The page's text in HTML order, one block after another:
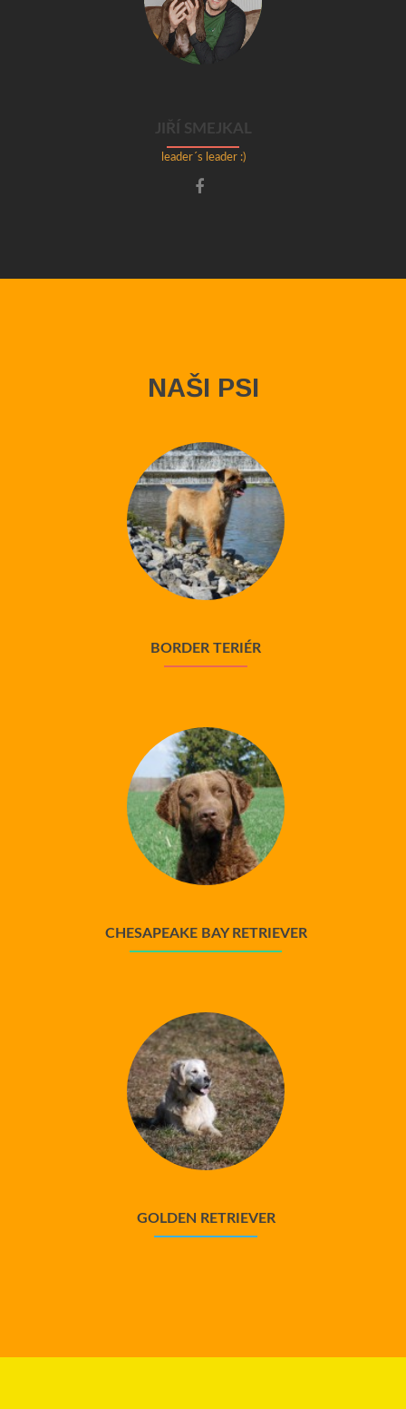
JIŘÍ SMEJKAL
leader´s leader :)
NAŠI PSI
BORDER TERIÉR
CHESAPEAKE BAY RETRIEVER
GOLDEN RETRIEVER